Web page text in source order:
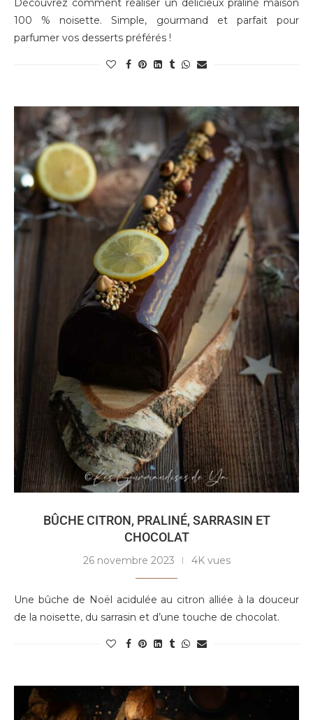
Découvrez comment réaliser un délicieux praliné maison
100 % noisette. Simple, gourmand et parfait pour
parfumer vos desserts préférés !
BÛCHE CITRON, PRALINÉ, SARRASIN ET
CHOCOLAT
26 novembre 2023 4K vues
Une bûche de Noël acidulée au citron alliée à la douceur
de la noisette, du sarrasin et d’une touche de chocolat.